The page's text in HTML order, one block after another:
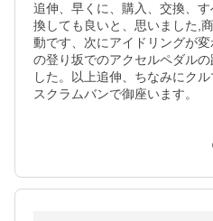
追伸、早くに、購入、交換、
換しても良いと、思いました,
動です、次にアイドリングが
の登り坂でのアクセルペダル
した。以上追伸、ちなみにク
スクラムバンで御座います。